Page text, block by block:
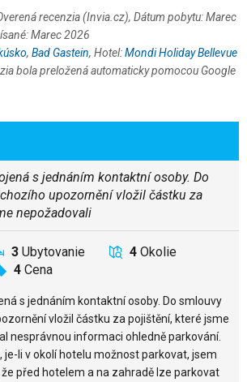
recenzia (Invia.cz), Dátum pobytu: Marec
Marec 2026
, Bad Gastein, Hotel:Mondi Holiday Bellevue
bola preložená automaticky pomocou Google
s jednáním kontaktní osoby. Do
upozornění vložil částku za
nepožadovali
3 Ubytovanie 4 Okolie
4 Cena
s jednáním kontaktní osoby. Do smlouvy
vložil částku za pojištění, které jsme
nesprávnou informaci ohledně parkování.
je-li v okolí hotelu možnost parkovat, jsem
před hotelem a na zahradě lze parkovat